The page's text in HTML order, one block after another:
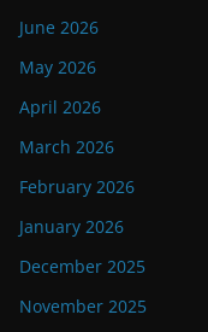
June 2026
May 2026
April 2026
March 2026
February 2026
January 2026
December 2025
November 2025